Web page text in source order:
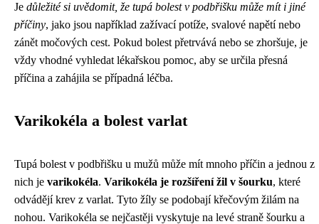
Je důležité si uvědomit, že tupá bolest v podbřišku může mít i jiné
příčiny, jako jsou například zažívací potíže, svalové napětí nebo
zánět močových cest. Pokud bolest přetrvává nebo se zhoršuje, je
vždy vhodné vyhledat lékařskou pomoc, aby se určila přesná
příčina a zahájila se případná léčba.
Varikokéla a bolest varlat
Tupá bolest v podbřišku u mužů může mít mnoho příčin a jednou z
nich je varikokéla. Varikokéla je rozšíření žil v šourku, které
odvádějí krev z varlat. Tyto žíly se podobají křečovým žilám na
nohou. Varikokéla se nejčastěji vyskytuje na levé straně šourku a